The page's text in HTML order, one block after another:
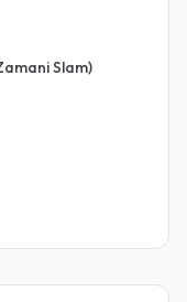
Slam)